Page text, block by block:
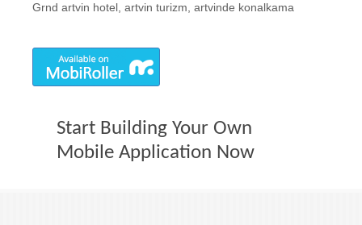
Grnd artvin hotel, artvin turizm, artvinde konalkama
Start Building Your Own
Mobile Application Now